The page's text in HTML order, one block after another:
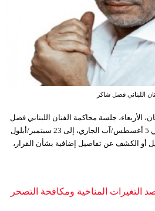
اللبناني فضل شاكر
الأربعاء، جلسة محاكمة الفنان اللبناني فضل
شاكر، التي كانت مقرر عقدها في 5 أغسطس/آب الجاري، إلى 23 سبتمبر/أيلول
أو الكشف عن تفاصيل إضافية بشأن القرار،
التغيرات المناخية ومكافحة التصحر